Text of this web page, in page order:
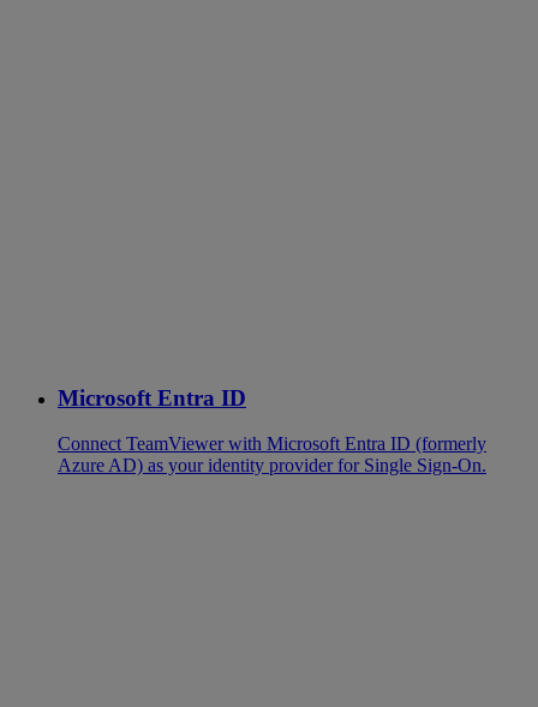
Microsoft Entra ID
Connect TeamViewer with Microsoft Entra ID (formerly
Azure AD) as your identity provider for Single Sign-On.